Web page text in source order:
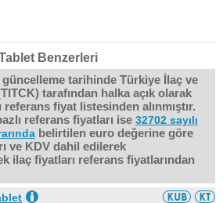
Benzerleri
tarihinde Türkiye İlaç ve
tarafından halka açık olarak
referans fiyat listesinden alınmıştır.
referans fiyatları ise 32702 sayılı
belirtilen euro değerine göre
ve KDV dahil edilerek
ilaç fiyatları referans fiyatlarından